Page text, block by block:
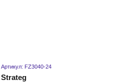
Артикул: FZ3040-24
Strateg